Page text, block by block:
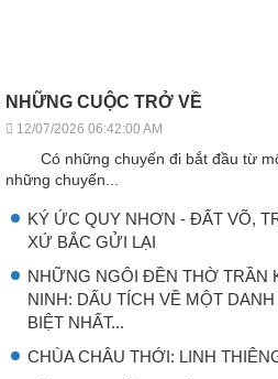
NHỮNG CUỘC TRỞ VỀ
12/07/2026 06:42:00 AM
Có những chuyến đi bắt đầu từ
những chuyến...
KÝ ỨC QUY NHƠN - ĐẤT VÕ,
XỨ BẮC GỬI LẠI
NHỮNG NGÔI ĐỀN THỜ TRẦN
NINH: DẤU TÍCH VỀ MỘT
BIỆT NHẤT...
CHÙA CHÂU THỚI: LINH